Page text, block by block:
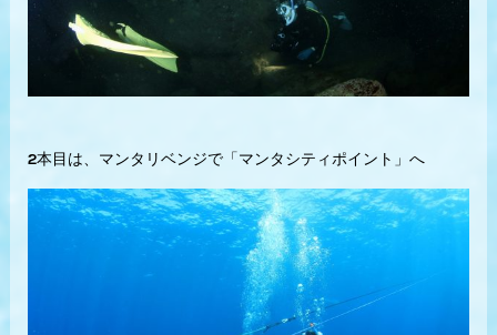
2本目は、マンタリベンジで「マンタシティポイント」へ